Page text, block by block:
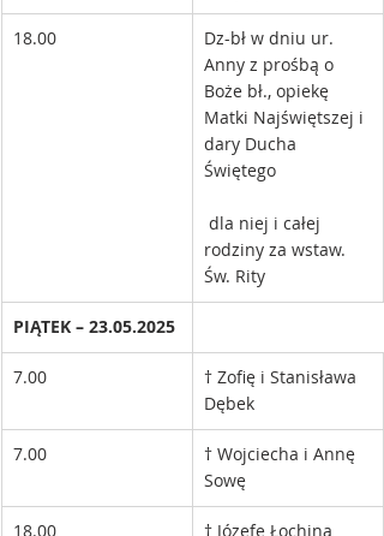
18.00
Dz-bł w dniu ur.
Anny z prośbą o
Boże bł., opiekę
Matki Najświętszej i
dary Ducha
Świętego
rodziny za wstaw.
Św. Rity
PIĄTEK – 23.05.2025
7.00
† Zofię i Stanisława
Dębek
7.00
† Wojciecha i Annę
Sowę
18.00 † Józefę Łochina